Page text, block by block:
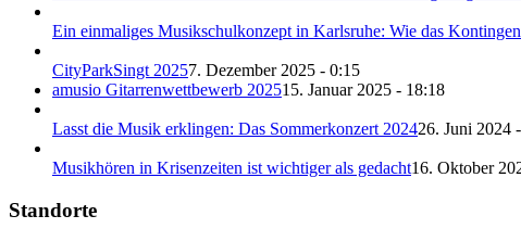
Ein einmaliges Musikschulkonzept in Karlsruhe: Wie das
CityParkSingt 20257. Dezember 2025 - 0:15
amusio Gitarrenwettbewerb 202515. Januar 2025 - 18:18
Lasst die Musik erklingen: Das Sommerkonzert 202426. Juni 2024
Musikhören in Krisenzeiten ist wichtiger als gedacht16. Oktober
Standorte